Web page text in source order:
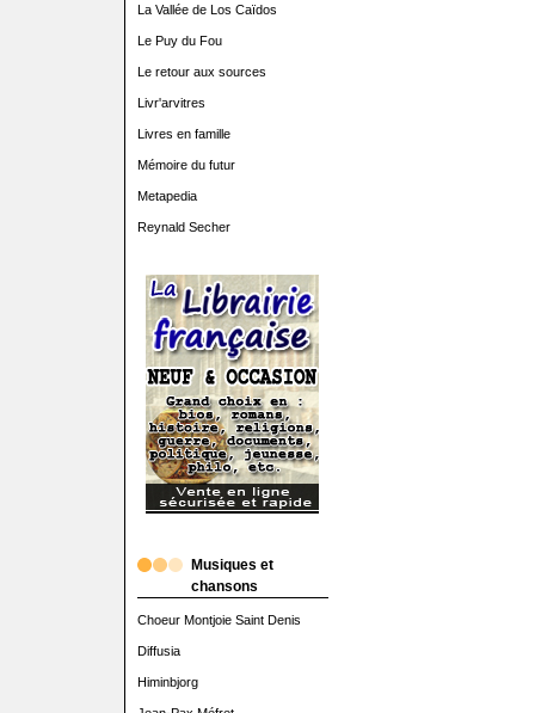
La Vallée de Los Caïdos
Le Puy du Fou
Le retour aux sources
Livr'arvitres
Livres en famille
Mémoire du futur
Metapedia
Reynald Secher
Musiques et
chansons
Choeur Montjoie Saint Denis
Diffusia
Himinbjorg